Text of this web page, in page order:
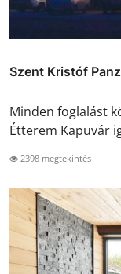
Szent Kristóf
Minden foglalást
Étterem Kapuvár
2398 megtekintés